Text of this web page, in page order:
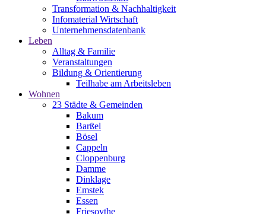
Transformation & Nachhaltigkeit
Infomaterial Wirtschaft
Unternehmensdatenbank
Leben
Alltag & Familie
Veranstaltungen
Bildung & Orientierung
Teilhabe am Arbeitsleben
Wohnen
23 Städte & Gemeinden
Bakum
Barßel
Bösel
Cappeln
Cloppenburg
Damme
Dinklage
Emstek
Essen
Friesoythe